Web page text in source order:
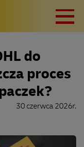
do
proces
30 czerwca 2026r.